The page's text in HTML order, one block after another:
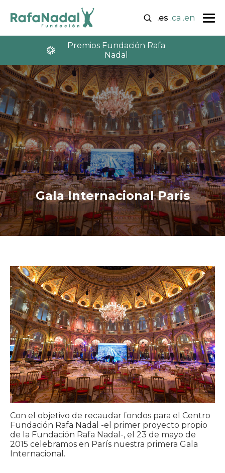
.es .ca .en
Premios Fundación Rafa
Nadal
Gala Internacional Paris
Con el objetivo de recaudar fondos para el Centro
Fundación Rafa Nadal -el primer proyecto propio
de la Fundación Rafa Nadal-, el 23 de mayo de
2015 celebramos en París nuestra primera Gala
Internacional.